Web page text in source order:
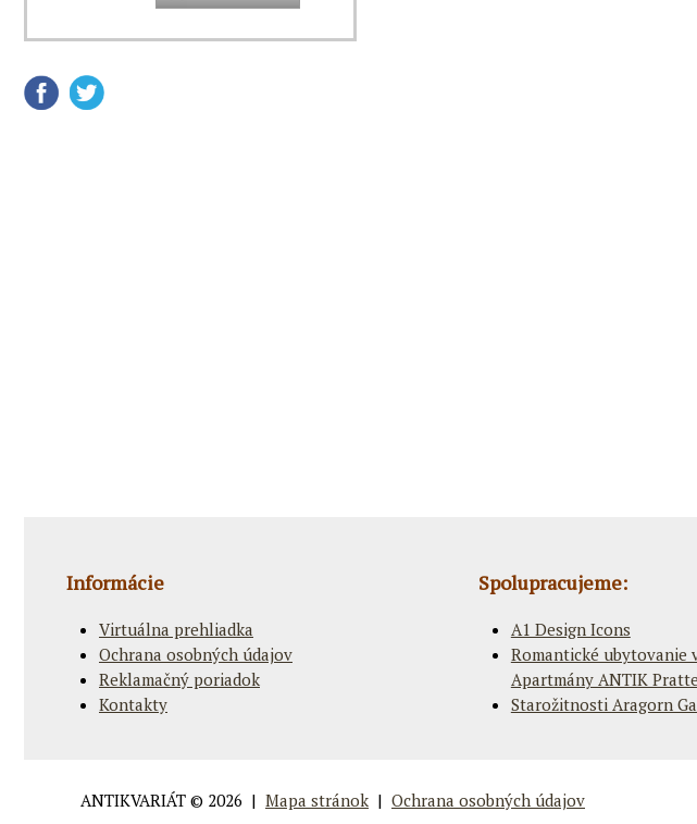
Informácie
Virtuálna prehliadka
Ochrana osobných údajov
Reklamačný poriadok
Kontakty
Spolupracujeme:
A1 Design Icons
Romantické ubytovanie
Apartmány ANTIK
Starožitnosti Aragorn
ANTIKVARIÁT © 2026 | Mapa stránok | Ochrana osobných údajov